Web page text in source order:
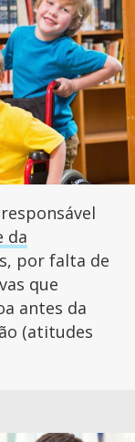
da
por falta de
que
antes da
(atitudes